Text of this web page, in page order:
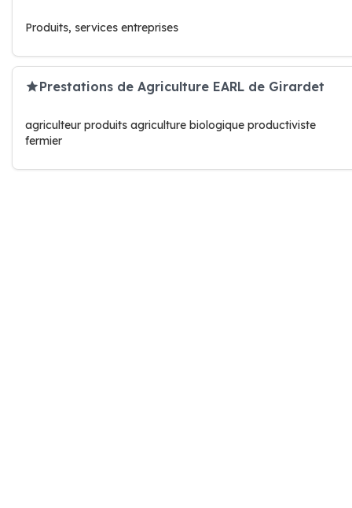
Produits, services entreprises
Prestations de Agriculture EARL de Girardet
agriculteur produits agriculture biologique productiviste
fermier